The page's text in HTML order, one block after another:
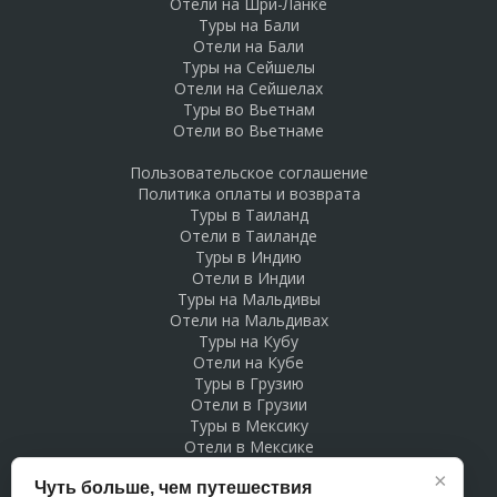
Отели на Шри-Ланке
Туры на Бали
Отели на Бали
Туры на Сейшелы
Отели на Сейшелах
Туры во Вьетнам
Отели во Вьетнаме
Пользовательское соглашение
Политика оплаты и возврата
Туры в Таиланд
Отели в Таиланде
Туры в Индию
Отели в Индии
Туры на Мальдивы
Отели на Мальдивах
Туры на Кубу
Отели на Кубе
Туры в Грузию
Отели в Грузии
Туры в Мексику
Отели в Мексике
Отели в Доминикане
×
Чуть больше, чем путешествия